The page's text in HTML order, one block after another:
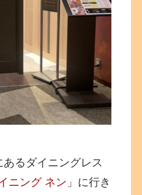
るダイニングレス
ニング ネン 」に行き